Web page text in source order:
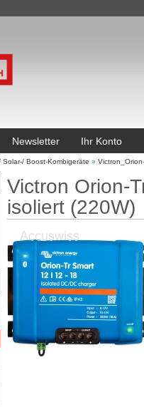
Newsletter Ihr Konto
Solar-/ Boost-Kombigeräte »
Victron Orion-
isoliert (220W)